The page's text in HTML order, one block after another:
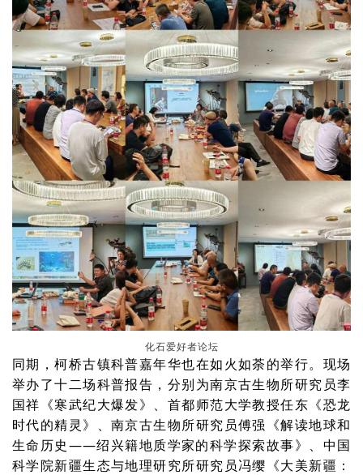
化石爱好者论坛
同期，柯桥古镇科普嘉年华也在如火如荼的举行。现场
举办了十二场科普报告，分别为南京古生物所研究员李
国祥《寒武纪大爆发》、首都师范大学教授任东《恐龙
时代的精灵》、南京古生物所研究员傅强《解读地球和
生命历史——绍兴籍地质学家的科学探索故事》、中国
科学院新疆生态与地理研究所研究员冯缨《大美新疆：